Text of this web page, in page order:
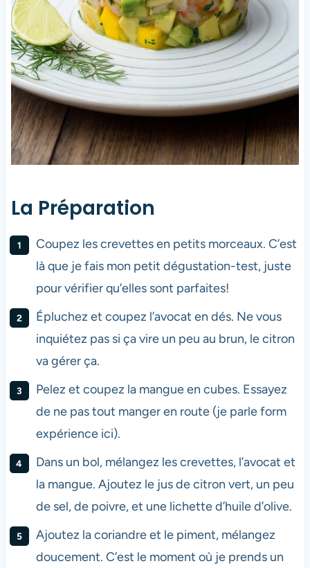
La Préparation
Coupez les crevettes en petits morceaux. C’est
là que je fais mon petit dégustation-test, juste
pour vérifier qu’elles sont parfaites!
Épluchez et coupez l’avocat en dés. Ne vous
inquiétez pas si ça vire un peu au brun, le citron
va gérer ça.
Pelez et coupez la mangue en cubes. Essayez
de ne pas tout manger en route (je parle form
expérience ici).
Dans un bol, mélangez les crevettes, l’avocat et
la mangue. Ajoutez le jus de citron vert, un peu
de sel, de poivre, et une lichette d’huile d’olive.
Ajoutez la coriandre et le piment, mélangez
doucement. C’est le moment où je prends un